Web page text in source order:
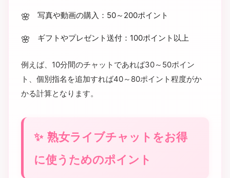
写真や動画の購入：50～200ポイント
ギフトやプレゼント送付：100ポイント以上
例えば、10分間のチャットであれば30～50ポイン
ト、個別指名を追加すれば40～80ポイント程度がか
かる計算となります。
熟女ライブチャットをお得
に使うためのポイント